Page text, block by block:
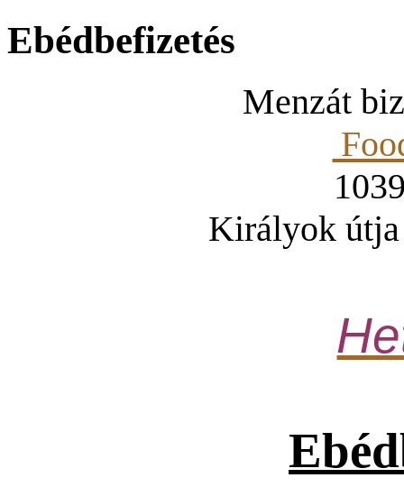
Ebédbefizetés
Menzát
Királyok útja